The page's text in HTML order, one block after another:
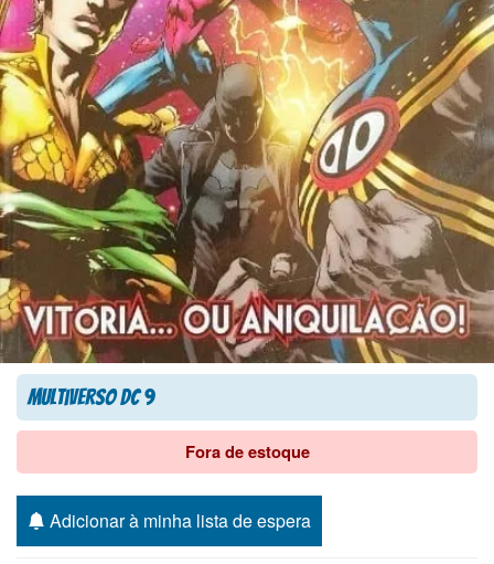
Multiverso DC 9
Fora de estoque
Adicionar à minha lista de espera